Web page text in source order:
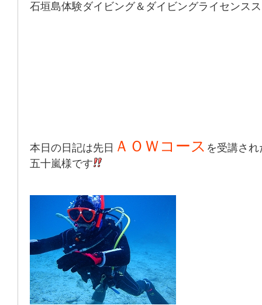
石垣島体験ダイビング＆ダイビングライセンス
本日の日記は先日 ＡＯＷコース を受講され
五十嵐様です